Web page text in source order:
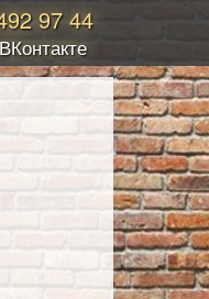
97 44